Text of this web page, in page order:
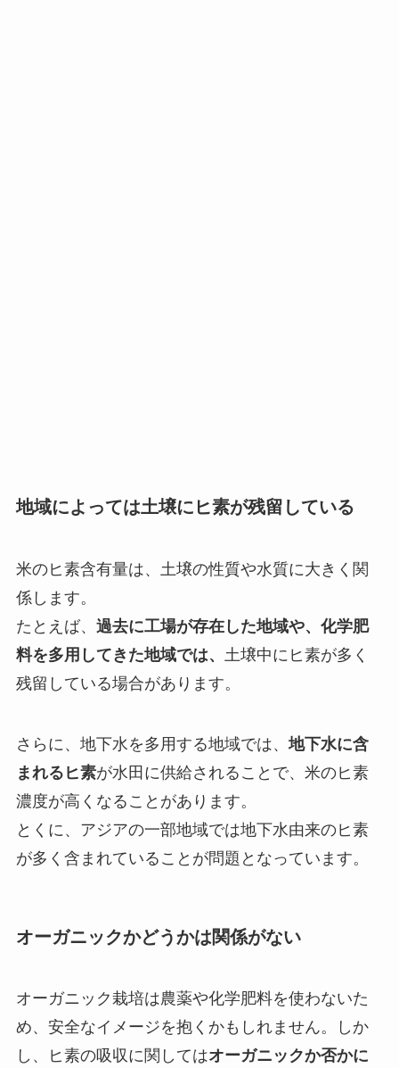
地域によっては土壌にヒ素が残留している
米のヒ素含有量は、土壌の性質や水質に大きく関
係します。
たとえば、 過去に工場が存在した地域や、化学肥
料を多用してきた地域では、
土壌中にヒ素が多く
残留している場合があります。
さらに、地下水を多用する地域では、地下水に含
まれるヒ素が水田に供給されることで、米のヒ素
濃度が高くなることがあります。
とくに、アジアの一部地域では地下水由来のヒ素
が多く含まれていることが問題となっています。
オーガニックかどうかは関係がない
オーガニック栽培は農薬や化学肥料を使わないた
め、安全なイメージを抱くかもしれません。しか
し、ヒ素の吸収に関してはオーガニックか否かに